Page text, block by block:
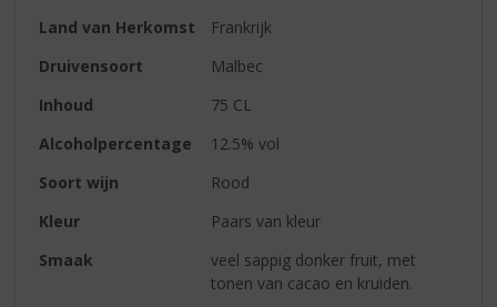
Land van Herkomst
Frankrijk
Druivensoort
Malbec
Inhoud
75 CL
Alcoholpercentage
12.5% vol
Soort wijn
Rood
Kleur
Paars van kleur
Smaak
veel sappig donker fruit, met
tonen van cacao en kruiden.